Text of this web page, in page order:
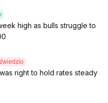
high as bulls struggle to
right to hold rates steady